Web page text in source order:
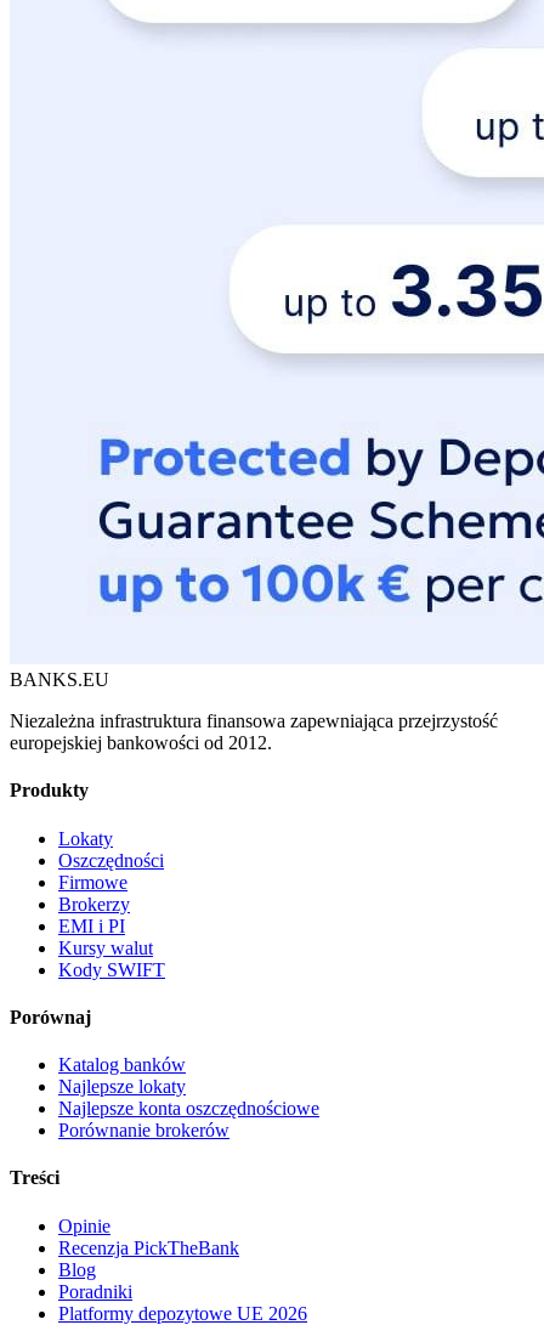
BANKS.EU
Niezależna infrastruktura finansowa zapewniająca przejrzystość
europejskiej bankowości od 2012.
Produkty
Lokaty
Oszczędności
Firmowe
Brokerzy
EMI i PI
Kursy walut
Kody SWIFT
Porównaj
Katalog banków
Najlepsze lokaty
Najlepsze konta oszczędnościowe
Porównanie brokerów
Treści
Opinie
Recenzja PickTheBank
Blog
Poradniki
Platformy depozytowe UE 2026